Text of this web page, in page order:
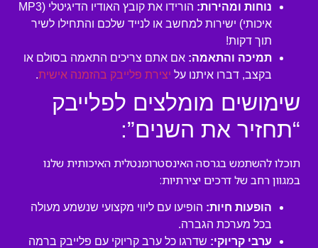
נוחות ומהירות:
הורידו את קובץ האודיו הדיגיטלי (MP3
איכותי) ישירות למחשב או לנייד שלכם והתחילו לשיר
תוך דקות!
תמיכה והתאמה: אם אתם צריכים התאמה בסולם או
בקצב, דברו איתנו על יצירת פלייבק בהזמנה אישית.
שימושים מומלצים לפלייבק
“תחזיר את השנים”:
תוכלו להשתמש בגרסה האינסטרומנטלית האיכותית שלנו
במגוון רחב של דרכים יצירתיות:
הופעות חיות: הופיעו עם ליווי מקצועי שנשמע מעולה
בכל מערכת הגברה.
ערבי קריוקי: שדרגו כל ערב קריוקי עם פלייבק ברמה